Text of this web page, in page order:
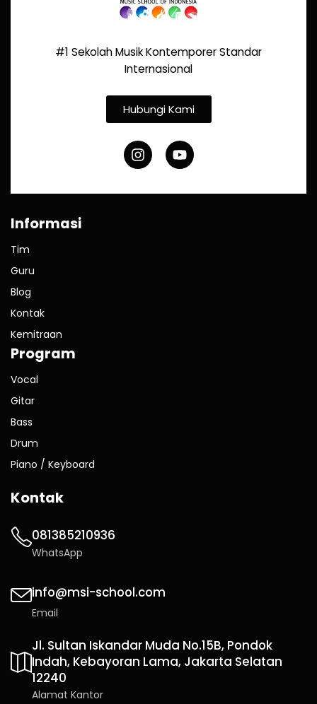
#1 Sekolah Musik Kontemporer Standar
Internasional
Hubungi Kami
Informasi
Tim
Guru
Blog
Kontak
Kemitraan
Program
Vocal
Gitar
Bass
Drum
Piano / Keyboard
Kontak
081385210936
WhatsApp
info@msi-school.com
Email
Jl. Sultan Iskandar Muda No.15B, Pondok
Indah, Kebayoran Lama, Jakarta Selatan
12240
Alamat Kantor